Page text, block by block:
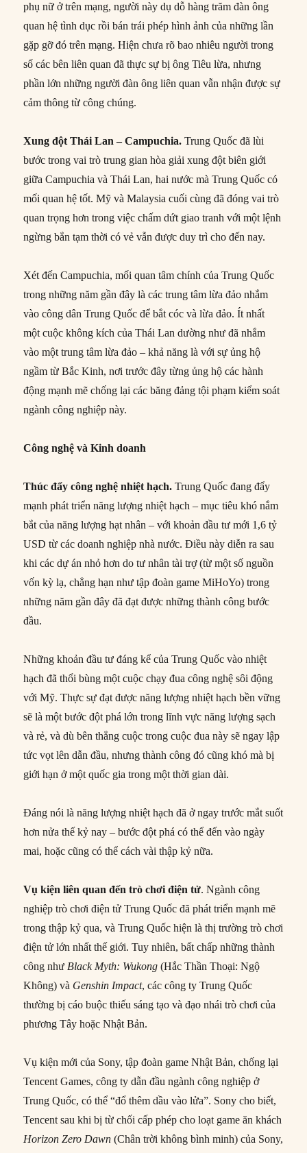
phụ nữ ở trên mạng, người này dụ dỗ hàng trăm đàn ông
quan hệ tình dục rồi bán trái phép hình ảnh của những lần
gặp gỡ đó trên mạng. Hiện chưa rõ bao nhiêu người trong
số các bên liên quan đã thực sự bị ông Tiêu lừa, nhưng
phần lớn những người đàn ông liên quan vẫn nhận được sự
cảm thông từ công chúng.
Xung đột Thái Lan – Campuchia. Trung Quốc đã lùi
bước trong vai trò trung gian hòa giải xung đột biên giới
giữa Campuchia và Thái Lan, hai nước mà Trung Quốc có
mối quan hệ tốt. Mỹ và Malaysia cuối cùng đã đóng vai trò
quan trọng hơn trong việc chấm dứt giao tranh với một lệnh
ngừng bắn tạm thời có vẻ vẫn được duy trì cho đến nay.
Xét đến Campuchia, mối quan tâm chính của Trung Quốc
trong những năm gần đây là các trung tâm lừa đảo nhắm
vào công dân Trung Quốc để bắt cóc và lừa đảo. Ít nhất
một cuộc không kích của Thái Lan dường như đã nhắm
vào một trung tâm lừa đảo – khả năng là với sự ủng hộ
ngầm từ Bắc Kinh, nơi trước đây từng ủng hộ các hành
động mạnh mẽ chống lại các băng đảng tội phạm kiểm soát
ngành công nghiệp này.
Công nghệ và Kinh doanh
Thúc đẩycông nghệnhiệt hạch. Trung Quốc đang đẩy
mạnh phát triển năng lượng nhiệt hạch – mục tiêu khó nắm
bắt của năng lượng hạt nhân – với khoản đầu tư mới 1,6 tỷ
USD từ các doanh nghiệp nhà nước. Điều này diễn ra sau
khi các dự án nhỏ hơn do tư nhân tài trợ (từ một số nguồn
vốn kỳ lạ, chẳng hạn như tập đoàn game MiHoYo) trong
những năm gần đây đã đạt được những thành công bước
đầu.
Những khoản đầu tư đáng kể của Trung Quốc vào nhiệt
hạch đã thổi bùng một cuộc chạy đua công nghệ sôi động
với Mỹ. Thực sự đạt được năng lượng nhiệt hạch bền vững
sẽ là một bước đột phá lớn trong lĩnh vực năng lượng sạch
và rẻ, và dù bên thắng cuộc trong cuộc đua này sẽ ngay lập
tức vọt lên dẫn đầu, nhưng thành công đó cũng khó mà bị
giới hạn ở một quốc gia trong một thời gian dài.
Đáng nói là năng lượng nhiệt hạch đã ở ngay trước mắt suốt
hơn nửa thế kỷ nay – bước đột phá có thể đến vào ngày
mai, hoặc cũng có thể cách vài thập kỷ nữa.
Vụ kiện liên quan đến trò chơi điện tử. Ngành công
nghiệp trò chơi điện tử Trung Quốc đã phát triển mạnh mẽ
trong thập kỷ qua, và Trung Quốc hiện là thị trường trò chơi
điện tử lớn nhất thế giới. Tuy nhiên, bất chấp những thành
công nhưBlack Myth: Wukong (Hắc Thần Thoại: Ngộ
Không) và Genshin Impact, các công ty Trung Quốc
thường bị cáo buộc thiếu sáng tạo và đạo nhái trò chơi của
phương Tây hoặc Nhật Bản.
Vụ kiện mới của Sony, tập đoàn game Nhật Bản, chống lại
Tencent Games, công ty dẫn đầu ngành công nghiệp ở
Trung Quốc, có thể “đổ thêm dầu vào lửa”. Sony cho biết,
Tencent sau khi bị từ chối cấp phép cho loạt game ăn khách
Horizon Zero Dawn (Chân trời không bình minh) của Sony,